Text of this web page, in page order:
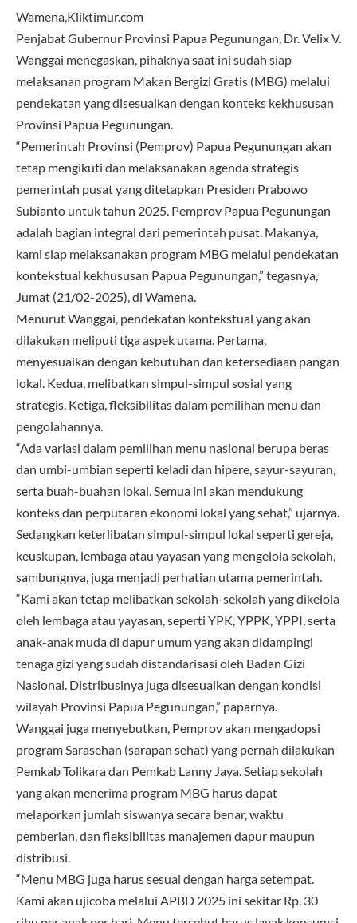
Wamena,Kliktimur.com
Penjabat Gubernur Provinsi Papua Pegunungan, Dr. Velix V.
Wanggai menegaskan, pihaknya saat ini sudah siap
melaksanan program Makan Bergizi Gratis (MBG) melalui
pendekatan yang disesuaikan dengan konteks kekhususan
Provinsi Papua Pegunungan.
“Pemerintah Provinsi (Pemprov) Papua Pegunungan akan
tetap mengikuti dan melaksanakan agenda strategis
pemerintah pusat yang ditetapkan Presiden Prabowo
Subianto untuk tahun 2025. Pemprov Papua Pegunungan
adalah bagian integral dari pemerintah pusat. Makanya,
kami siap melaksanakan program MBG melalui pendekatan
kontekstual kekhususan Papua Pegunungan,” tegasnya,
Jumat (21/02-2025), di Wamena.
Menurut Wanggai, pendekatan kontekstual yang akan
dilakukan meliputi tiga aspek utama. Pertama,
menyesuaikan dengan kebutuhan dan ketersediaan pangan
lokal. Kedua, melibatkan simpul-simpul sosial yang
strategis. Ketiga, fleksibilitas dalam pemilihan menu dan
pengolahannya.
“Ada variasi dalam pemilihan menu nasional berupa beras
dan umbi-umbian seperti keladi dan hipere, sayur-sayuran,
serta buah-buahan lokal. Semua ini akan mendukung
konteks dan perputaran ekonomi lokal yang sehat,” ujarnya.
Sedangkan keterlibatan simpul-simpul lokal seperti gereja,
keuskupan, lembaga atau yayasan yang mengelola sekolah,
sambungnya, juga menjadi perhatian utama pemerintah.
“Kami akan tetap melibatkan sekolah-sekolah yang dikelola
oleh lembaga atau yayasan, seperti YPK, YPPK, YPPI, serta
anak-anak muda di dapur umum yang akan didampingi
tenaga gizi yang sudah distandarisasi oleh Badan Gizi
Nasional. Distribusinya juga disesuaikan dengan kondisi
wilayah Provinsi Papua Pegunungan,” paparnya.
Wanggai juga menyebutkan, Pemprov akan mengadopsi
program Sarasehan (sarapan sehat) yang pernah dilakukan
Pemkab Tolikara dan Pemkab Lanny Jaya. Setiap sekolah
yang akan menerima program MBG harus dapat
melaporkan jumlah siswanya secara benar, waktu
pemberian, dan fleksibilitas manajemen dapur maupun
distribusi.
“Menu MBG juga harus sesuai dengan harga setempat.
Kami akan ujicoba melalui APBD 2025 ini sekitar Rp. 30